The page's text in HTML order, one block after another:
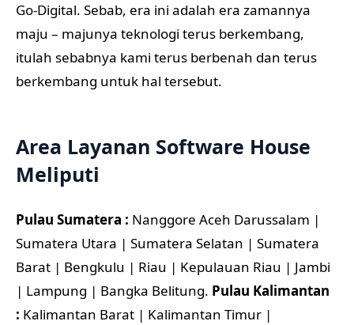
Go-Digital. Sebab, era ini adalah era zamannya
maju – majunya teknologi terus berkembang,
itulah sebabnya kami terus berbenah dan terus
berkembang untuk hal tersebut.
Area Layanan Software House
Meliputi
Pulau Sumatera : Nanggore Aceh Darussalam |
Sumatera Utara | Sumatera Selatan | Sumatera
Barat | Bengkulu | Riau | Kepulauan Riau | Jambi
| Lampung | Bangka Belitung. Pulau Kalimantan
: Kalimantan Barat | Kalimantan Timur |